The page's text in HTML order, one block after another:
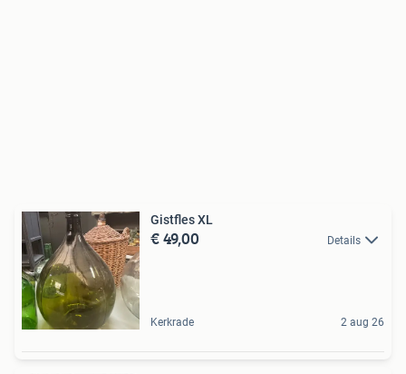
Gistfles XL
€ 49,00 Details
Kerkrade 2 aug 26